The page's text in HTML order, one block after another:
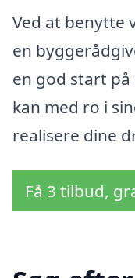
Ved at benytte
en
en god start
kan med ro i
realisere dine
Få 3 tilbud,